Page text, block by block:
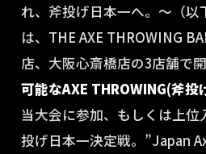
れ、斧投げ日本一へ。〜（以
は、THE AXE THROWING
店、大阪心斎橋店の3店舗で
可能なAXE THROWING(斧投
当大会に参加、もしくは上位
投げ日本一決定戦。”Japan